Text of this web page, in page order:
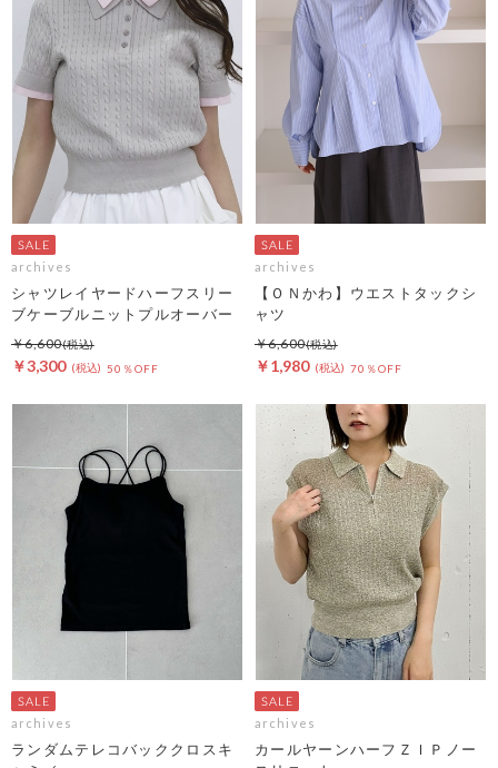
archives
シャツレイヤードハーフスリー
ブケーブルニットプルオーバー
￥3,300 50％OFF
￥6,600
archives
【ＯＮかわ】ウエストタックシ
ャツ
￥1,980 70％OFF
￥6,600
archives
ランダムテレコバッククロスキ
archives
カールヤーンハーフＺＩＰノー